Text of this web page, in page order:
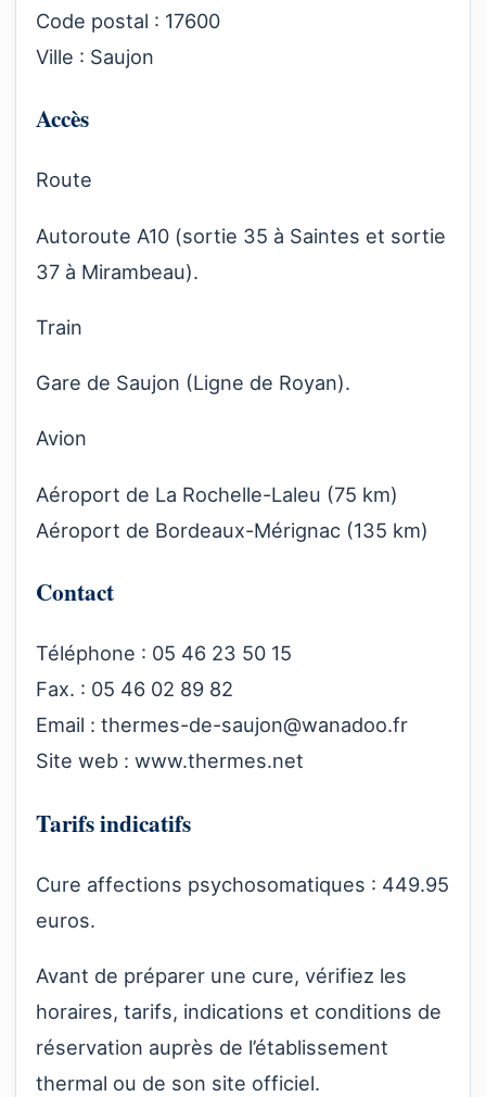
Code postal : 17600
Ville : Saujon
Accès
Route
Autoroute A10 (sortie 35 à Saintes et sortie
37 à Mirambeau).
Train
Gare de Saujon (Ligne de Royan).
Avion
Aéroport de La Rochelle-Laleu (75 km)
Aéroport de Bordeaux-Mérignac (135 km)
Contact
Téléphone : 05 46 23 50 15
Fax. : 05 46 02 89 82
Email : thermes-de-saujon@wanadoo.fr
Site web : www.thermes.net
Tarifs indicatifs
Cure affections psychosomatiques : 449.95
euros.
Avant de préparer une cure, vérifiez les
horaires, tarifs, indications et conditions de
réservation auprès de l’établissement
thermal ou de son site officiel.